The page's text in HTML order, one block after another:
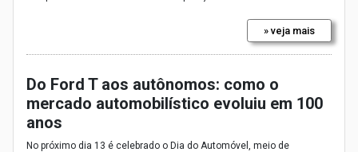
» veja mais
Do Ford T aos autônomos: como o
mercado automobilístico evoluiu em 100
anos
No próximo dia 13 é celebrado o Dia do Automóvel, meio de